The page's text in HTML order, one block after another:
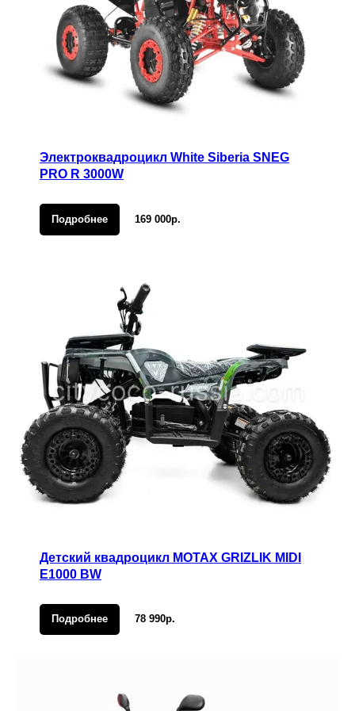
Электроквадроцикл White Siberia SNEG
PRO R 3000W
Подробнее 169 000р.
Детский квадроцикл MOTAX GRIZLIK MIDI
E1000 BW
Подробнее 78 990р.